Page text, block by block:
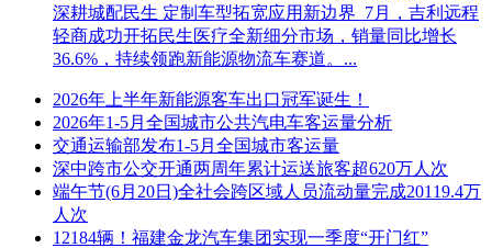
深耕城配民生 定制车型拓宽应用新边界 7月，吉利远程
轻商成功开拓民生医疗全新细分市场，销量同比增长
36.6%，持续领跑新能源物流车赛道。...
2026年上半年新能源客车出口冠军诞生！
2026年1-5月全国城市公共汽电车客运量分析
交通运输部发布1-5月全国城市客运量
深中跨市公交开通两周年累计运送旅客超620万人次
端午节(6月20日)全社会跨区域人员流动量完成20119.4万
人次
12184辆！福建金龙汽车集团实现一季度“开门红”